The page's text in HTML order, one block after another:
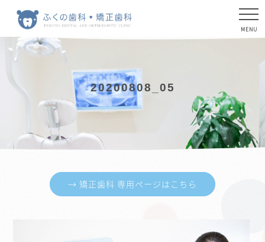
20200808_05
→ 矯正歯科 専用ページはこちら